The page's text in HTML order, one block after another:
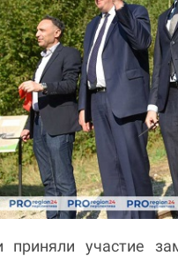
приняли участие